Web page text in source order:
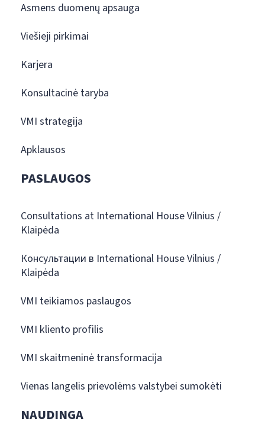
Asmens duomenų apsauga
Viešieji pirkimai
Karjera
Konsultacinė taryba
VMI strategija
Apklausos
PASLAUGOS
Consultations at International House Vilnius /
Klaipėda
Консультации в International House Vilnius /
Klaipėda
VMI teikiamos paslaugos
VMI kliento profilis
VMI skaitmeninė transformacija
Vienas langelis prievolėms valstybei sumokėti
NAUDINGA